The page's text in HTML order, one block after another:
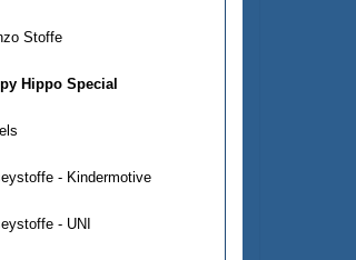
Stoffe
Hippo Special
- Kindermotive
- UNI